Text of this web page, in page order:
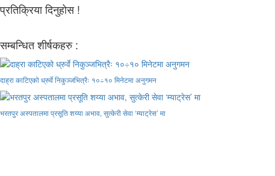
प्रतिक्रिया दिनुहोस !
सम्बन्धित शीर्षकहरु :
दाह्रा काटिएको ध्रुर्वे निकुञ्जभित्रैः १०÷१० मिनेटमा अनुगमन
भरतपुर अस्पतालमा प्रसूति शय्या अभाव, सुत्केरी सेवा ‘म्याट्रेस’ मा